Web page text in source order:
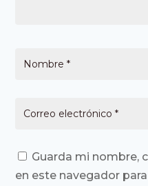
Guarda mi nombre,
en este navegador